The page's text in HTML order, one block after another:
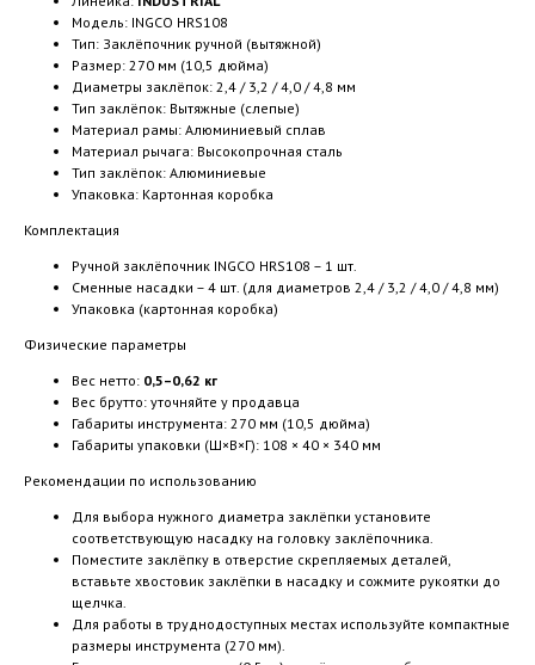
Модель: INGCO HRS108
Тип: Заклёпочник ручной (вытяжной)
Размер: 270 мм (10,5 дюйма)
Диаметры заклёпок: 2,4 / 3,2 / 4,0 / 4,8 мм
Тип заклёпок: Вытяжные (слепые)
Материал рамы: Алюминиевый сплав
Материал рычага: Высокопрочная сталь
Тип заклёпок: Алюминиевые
Упаковка: Картонная коробка
Комплектация
Ручной заклёпочник INGCO HRS108 – 1 шт.
Сменные насадки – 4 шт. (для диаметров 2,4 / 3,2 / 4,0 / 4,8 мм)
Упаковка (картонная коробка)
Физические параметры
Вес нетто: 0,5–0,62 кг
Вес брутто: уточняйте у продавца
Габариты инструмента: 270 мм (10,5 дюйма)
Габариты упаковки (Ш×В×Г): 108 × 40 × 340 мм
Рекомендации по использованию
Для выбора нужного диаметра заклёпки установите
соответствующую насадку на головку заклёпочника.
Поместите заклёпку в отверстие скрепляемых деталей,
вставьте хвостовик заклёпки в насадку и сожмите рукоятки до
щелчка.
Для работы в труднодоступных местах используйте компактные
размеры инструмента (270 мм).